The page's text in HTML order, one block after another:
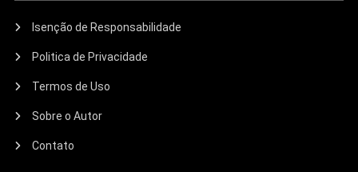
Isenção de Responsabilidade
Politica de Privacidade
Termos de Uso
Sobre o Autor
Contato